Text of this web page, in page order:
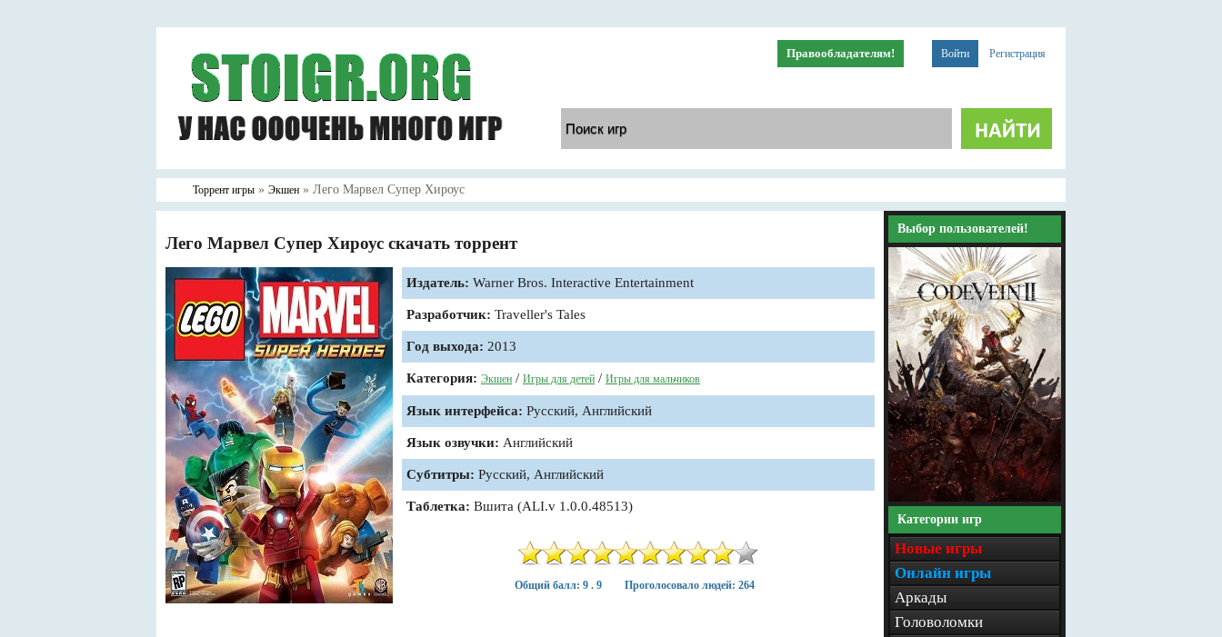
Войти Регистрация
Правообладателям!
Торрент игры » Экшен » Лего Марвел Супер Хироус
Лего Марвел Супер Хироус скачать торрент
Издатель: Warner Bros. Interactive Entertainment
Разработчик: Traveller's Tales
Год выхода: 2013
Категория: Экшен / Игры для детей / Игры для мальчиков
Язык интерфейса: Русский, Английский
Язык озвучки: Английский
Субтитры: Русский, Английский
Таблетка: Вшита (ALI.v 1.0.0.48513)
Общий балл: 9 . 9 Проголосовало людей: 264
Выбор пользователей!
Категории игр
Новые игры
Онлайн игры
Аркады
Головоломки